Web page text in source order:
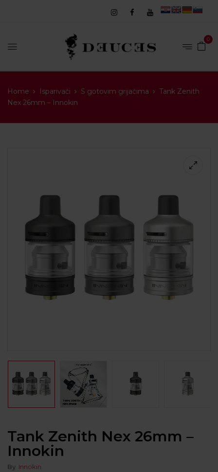
0
Home Isparivači S gotovim grijačima
Tank Zenith
Nex 26mm – Innokin
Tank Zenith Nex 26mm –
Innokin
By Innokin